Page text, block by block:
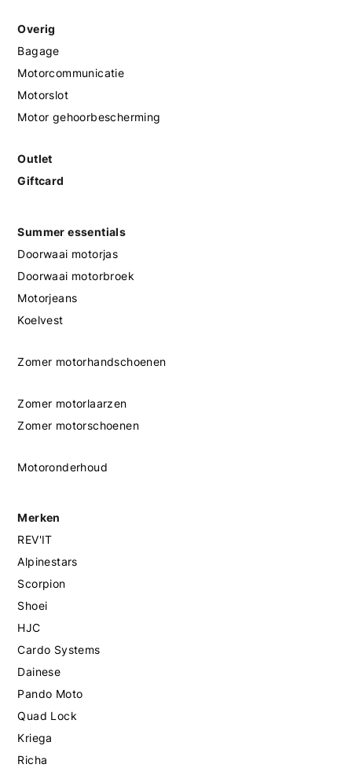
Overig
Bagage
Motorcommunicatie
Motorslot
Motor gehoorbescherming
Outlet
Giftcard
Summer essentials
Doorwaai motorjas
Doorwaai motorbroek
Motorjeans
Koelvest
Zomer motorhandschoenen
Zomer motorlaarzen
Zomer motorschoenen
Motoronderhoud
Merken
REV'IT
Alpinestars
Scorpion
Shoei
HJC
Cardo Systems
Dainese
Pando Moto
Quad Lock
Kriega
Richa